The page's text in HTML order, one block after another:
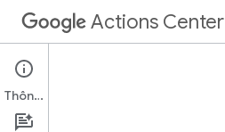
Actions Center
Các công cụ tích hợp
Thông tin